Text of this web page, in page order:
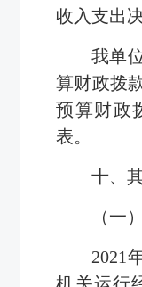
收入支出
我单
算财政拨
预算财政
表。
十、
（一
2021